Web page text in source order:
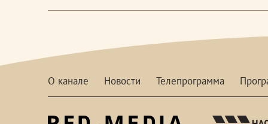
О канале Новости Телепрограмма